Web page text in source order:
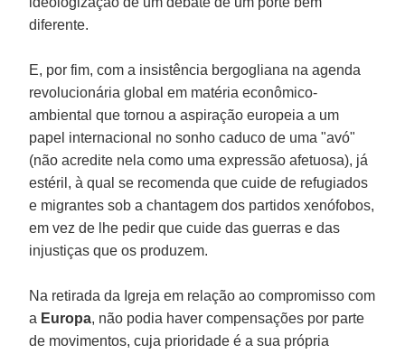
diferente.
E, por fim, com a insistência bergogliana na agenda
revolucionária global em matéria econômico-
ambiental que tornou a aspiração europeia a um
papel internacional no sonho caduco de uma "avó"
(não acredite nela como uma expressão afetuosa), já
estéril, à qual se recomenda que cuide de refugiados
e migrantes sob a chantagem dos partidos xenófobos,
em vez de lhe pedir que cuide das guerras e das
injustiças que os produzem.
Na retirada da Igreja em relação ao compromisso com
a Europa, não podia haver compensações por parte
de movimentos, cuja prioridade é a sua própria